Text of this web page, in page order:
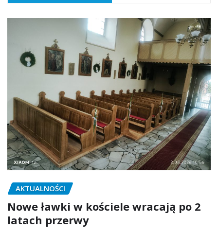
AKTUALNOŚCI
Nowe ławki w kościele wracają po 2
latach przerwy